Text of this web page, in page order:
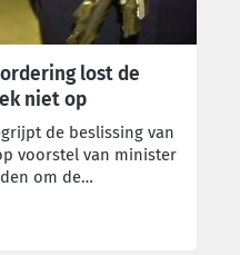
lost de
niet op
de beslissing van
voorstel van minister
om de
vanaf de